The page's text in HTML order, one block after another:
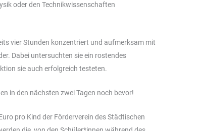
oder den Technikwissenschaften
vier Stunden konzentriert und aufmerksam mit
Dabei untersuchten sie ein rostendes
sie auch erfolgreich testeten.
in den nächsten zwei Tagen noch bevor!
pro Kind der Förderverein des Städtischen